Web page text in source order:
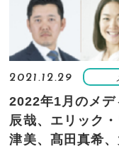
2021.12.29
2022年1月のメデ
辰哉、エリック
津美、髙田真希